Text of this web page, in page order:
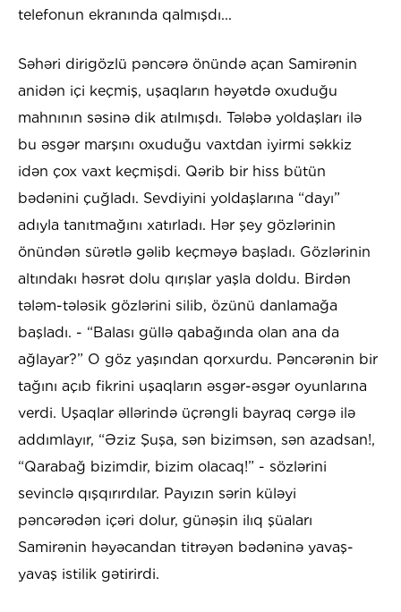
telefonun ekranında qalmışdı...
Səhəri dirigözlü pəncərə önündə açan Samirənin
anidən içi keçmiş, uşaqların həyətdə oxuduğu
mahnının səsinə dik atılmışdı. Tələbə yoldaşları ilə
bu əsgər marşını oxuduğu vaxtdan iyirmi səkkiz
idən çox vaxt keçmişdi. Qərib bir hiss bütün
bədənini çuğladı. Sevdiyini yoldaşlarına “dayı”
adıyla tanıtmağını xatırladı. Hər şey gözlərinin
önündən sürətlə gəlib keçməyə başladı. Gözlərinin
altındakı həsrət dolu qırışlar yaşla doldu. Birdən
tələm-tələsik gözlərini silib, özünü danlamağa
başladı. - “Balası güllə qabağında olan ana da
ağlayar?” O göz yaşından qorxurdu. Pəncərənin bir
tağını açıb fikrini uşaqların əsgər-əsgər oyunlarına
verdi. Uşaqlar əllərində üçrəngli bayraq cərgə ilə
addımlayır, “Əziz Şuşa, sən bizimsən, sən azadsan!,
“Qarabağ bizimdir, bizim olacaq!” - sözlərini
sevinclə qışqırırdılar. Payızın sərin küləyi
pəncərədən içəri dolur, günəşin ilıq şüaları
Samirənin həyəcandan titrəyən bədəninə yavaş-
yavaş istilik gətirirdi.